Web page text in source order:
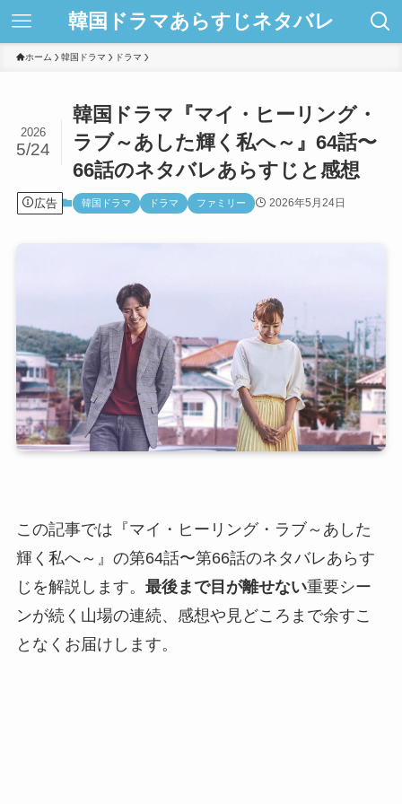
韓国ドラマあらすじネタバレ
ホーム 韓国ドラマ ドラマ
韓国ドラマ『マイ・ヒーリング・
ラブ～あした輝く私へ～』64話〜
66話のネタバレあらすじと感想
2026
5/24
広告 韓国ドラマ ドラマ ファミリー 2026年5月24日
この記事では『マイ・ヒーリング・ラブ～あした
輝く私へ～』の第64話〜第66話のネタバレあらす
じを解説します。 最後まで目が離せない重要シー
ンが続く山場の連続、感想や見どころまで余すこ
となくお届けします。